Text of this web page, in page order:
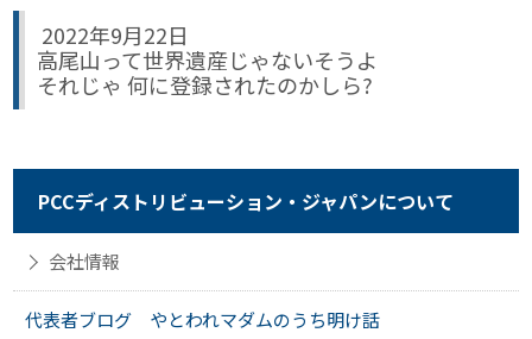
2022年9月22日
高尾山って世界遺産じゃないそうよ
それじゃ 何に登録されたのかしら?
PCCディストリビューション・ジャパンについて
会社情報
代表者ブログ やとわれマダムのうち明け話